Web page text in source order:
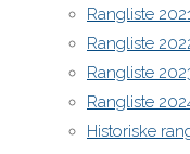
Rangliste
Rangliste
Rangliste
Rangliste
Historiske